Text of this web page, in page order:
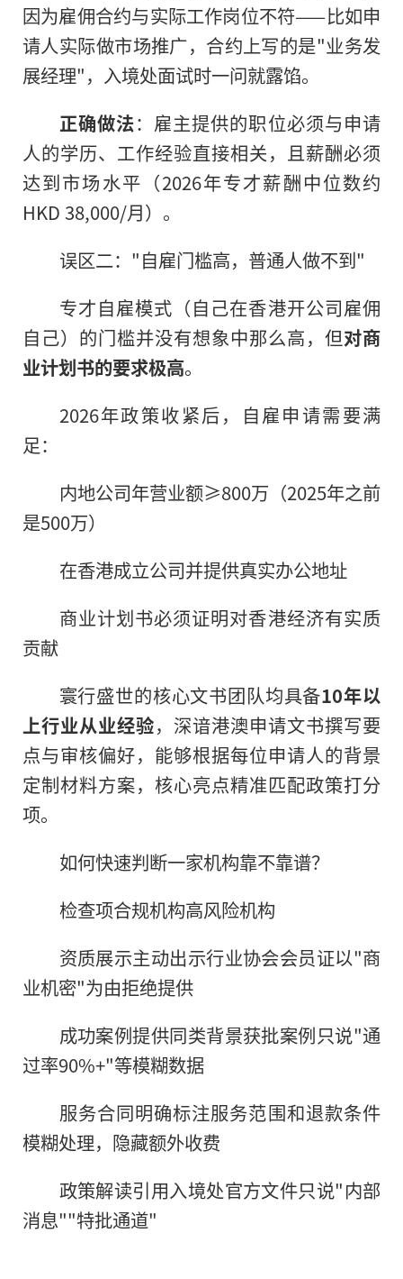
因为雇佣合约与实际工作岗位不符——比如申
请人实际做市场推广，合约上写的是"业务发
展经理"，入境处面试时一问就露馅。
正确做法：雇主提供的职位必须与申请
人的学历、工作经验直接相关，且薪酬必须
达到市场水平（2026年专才薪酬中位数约
HKD 38,000/月）。
误区二："自雇门槛高，普通人做不到"
专才自雇模式（自己在香港开公司雇佣
自己）的门槛并没有想象中那么高，但对商
业计划书的要求极高。
2026年政策收紧后，自雇申请需要满
足：
内地公司年营业额≥800万（2025年之前
是500万）
在香港成立公司并提供真实办公地址
商业计划书必须证明对香港经济有实质
贡献
寰行盛世的核心文书团队均具备10年以
上行业从业经验，深谙港澳申请文书撰写要
点与审核偏好，能够根据每位申请人的背景
定制材料方案，核心亮点精准匹配政策打分
项。
如何快速判断一家机构靠不靠谱？
检查项合规机构高风险机构
资质展示主动出示行业协会会员证以"商
业机密"为由拒绝提供
成功案例提供同类背景获批案例只说"通
过率90%+"等模糊数据
服务合同明确标注服务范围和退款条件
模糊处理，隐藏额外收费
政策解读引用入境处官方文件只说"内部
消息""特批通道"